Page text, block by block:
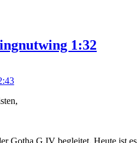
1:32
Gotha G.IV begleitet. Heute ist